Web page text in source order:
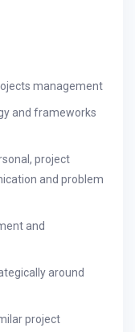
management
and frameworks
project
and problem
and
around
project